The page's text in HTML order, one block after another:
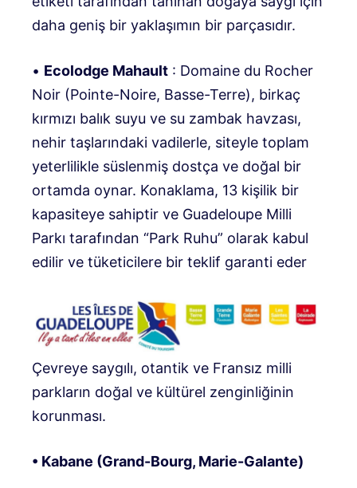
daha geniş bir yaklaşımın bir parçasıdır.
• Ecolodge Mahault : Domaine du Rocher
Noir (Pointe-Noire, Basse-Terre), birkaç
kırmızı balık suyu ve su zambak havzası,
nehir taşlarındaki vadilerle, siteyle toplam
yeterlilikle süslenmiş dostça ve doğal bir
ortamda oynar. Konaklama, 13 kişilik bir
kapasiteye sahiptir ve Guadeloupe Milli
Parkı tarafından “Park Ruhu” olarak kabul
edilir ve tüketicilere bir teklif garanti eder
Çevreye saygılı, otantik ve Fransız milli
parkların doğal ve kültürel zenginliğinin
korunması.
• Kabane (Grand-Bourg, Marie-Galante)